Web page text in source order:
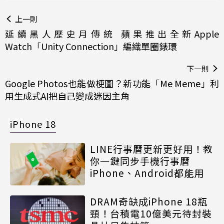
上一則
延續黑人歷史月傳統 蘋果推出全新Apple
Watch「Unity Connection」編織單圈錶環
下一則
Google Photos也能做梗圖？新功能「Me Meme」利
用生成式AI把自己變成迷因主角
iPhone 18
LINE行事曆更新更好用！教
你一鍵同步手機行事曆
iPhone、Android都能用
DRAM奇缺成iPhone 18瓶
頸！台積電10億美元待封裝